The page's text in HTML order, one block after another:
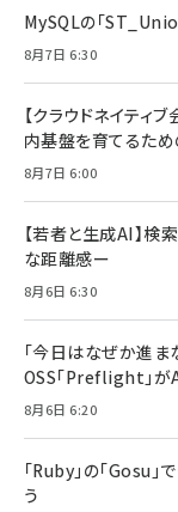
MySQLの「
8月7日 6:30
【クラウドネイティ
内基盤を育てるため
8月7日 6:00
【若者と生成AI】検
な距離感ー
8月6日 6:30
「今日はなぜか進ま
OSS「Preflight」が
8月6日 6:20
「Ruby」の「Gosu
う